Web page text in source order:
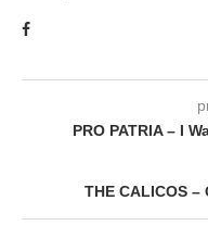
PRO PATRIA – I
THE CALICOS